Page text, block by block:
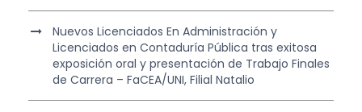
Nuevos Licenciados En Administración y
Licenciados en Contaduría Pública tras exitosa
exposición oral y presentación de Trabajo Finales
de Carrera – FaCEA/UNI, Filial Natalio